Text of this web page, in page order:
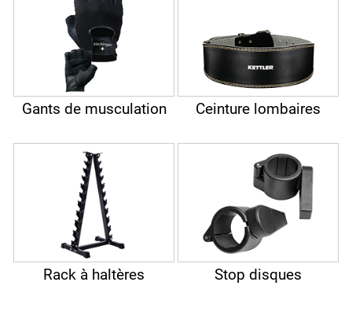
Gants de musculation Ceinture lombaires
Rack à haltères Stop disques